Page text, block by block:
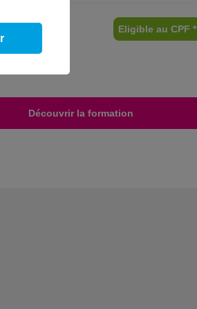
Eligible au CPF *
Découvrir la formation